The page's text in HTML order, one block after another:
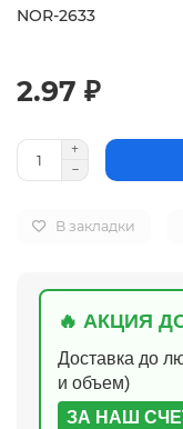
NOR-2633
2.97 ₽
В закладки
🔥 АКЦИЯ
Доставка до
и объем)
ЗА НАШ